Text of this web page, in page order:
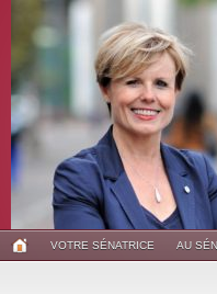
VOTRE SÉNATRICE AU